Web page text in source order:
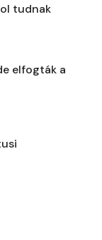
tudnak
elfogták a